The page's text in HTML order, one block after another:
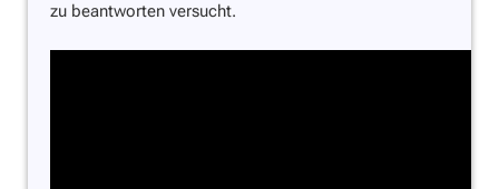
zu beantworten versucht.